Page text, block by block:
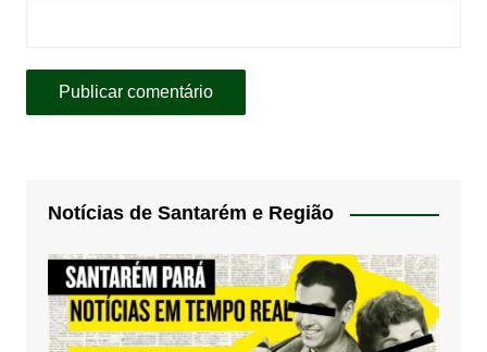
Notícias de Santarém e Região